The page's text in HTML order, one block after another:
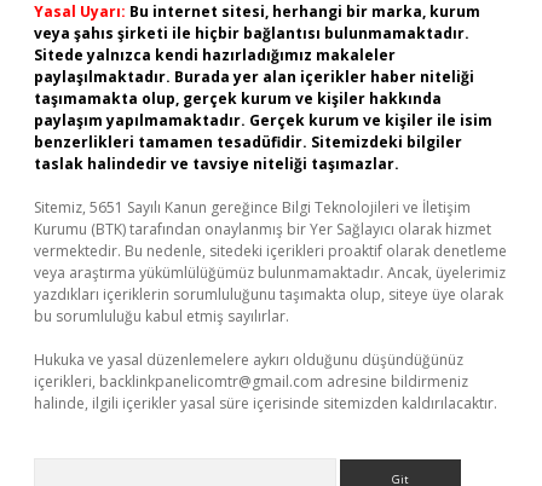
Yasal Uyarı: Bu internet sitesi, herhangi bir marka, kurum
veya şahıs şirketi ile hiçbir bağlantısı bulunmamaktadır.
Sitede yalnızca kendi hazırladığımız makaleler
paylaşılmaktadır. Burada yer alan içerikler haber niteliği
taşımamakta olup, gerçek kurum ve kişiler hakkında
paylaşım yapılmamaktadır. Gerçek kurum ve kişiler ile isim
benzerlikleri tamamen tesadüfidir. Sitemizdeki bilgiler
taslak halindedir ve tavsiye niteliği taşımazlar.
Sitemiz, 5651 Sayılı Kanun gereğince Bilgi Teknolojileri ve İletişim
Kurumu (BTK) tarafından onaylanmış bir Yer Sağlayıcı olarak hizmet
vermektedir. Bu nedenle, sitedeki içerikleri proaktif olarak denetleme
veya araştırma yükümlülüğümüz bulunmamaktadır. Ancak, üyelerimiz
yazdıkları içeriklerin sorumluluğunu taşımakta olup, siteye üye olarak
bu sorumluluğu kabul etmiş sayılırlar.
Hukuka ve yasal düzenlemelere aykırı olduğunu düşündüğünüz
içerikleri, backlinkpanelicomtr@gmail.com adresine bildirmeniz
halinde, ilgili içerikler yasal süre içerisinde sitemizden kaldırılacaktır.